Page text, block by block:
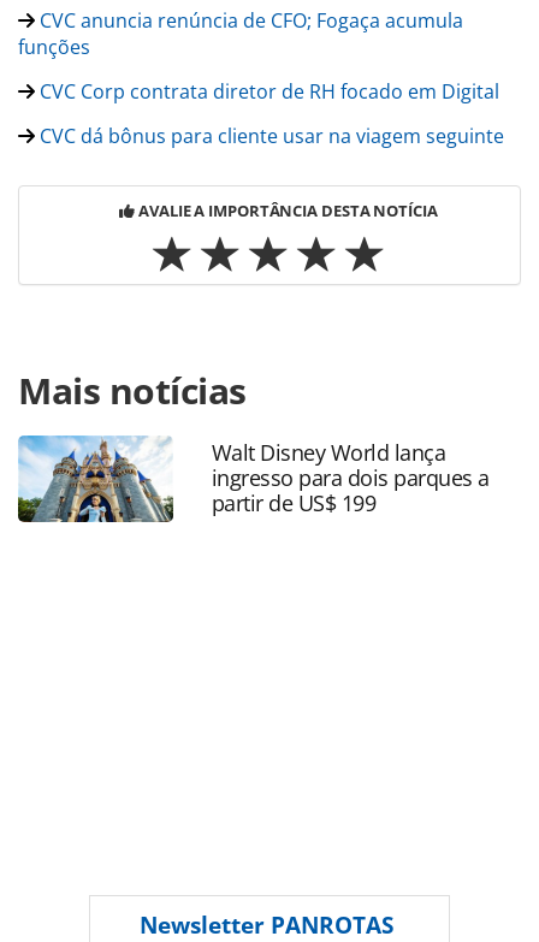
CVC anuncia renúncia de CFO; Fogaça acumula
funções
CVC Corp contrata diretor de RH focado em Digital
CVC dá bônus para cliente usar na viagem seguinte
AVALIE A IMPORTÂNCIA DESTA NOTÍCIA
https://www.panrotas.com.br/mercado/economia-e-
politica/2019/11/cvc-corp-chega-a-r-126-bi-em-vendas-mas-
ainda-perde-com-avianca_169048.html ou as ferramentas
oferecidas na página. Todo o conteúdo produzido pela
PANROTAS Editora é protegido pela legislação brasileira
sobre direito autoral. Não reproduza o conteúdo sem
Mais notícias
Walt Disney World lança
ingresso para dois parques a
partir de US$ 199
Newsletter PANROTAS